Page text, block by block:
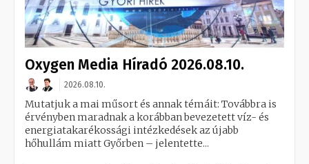
Oxygen Media Híradó 2026.08.10.
2026.08.10.
Mutatjuk a mai műsort és annak témáit: Továbbra is
érvényben maradnak a korábban bevezetett víz- és
energiatakarékossági intézkedések az újabb
hőhullám miatt Győrben – jelentette...